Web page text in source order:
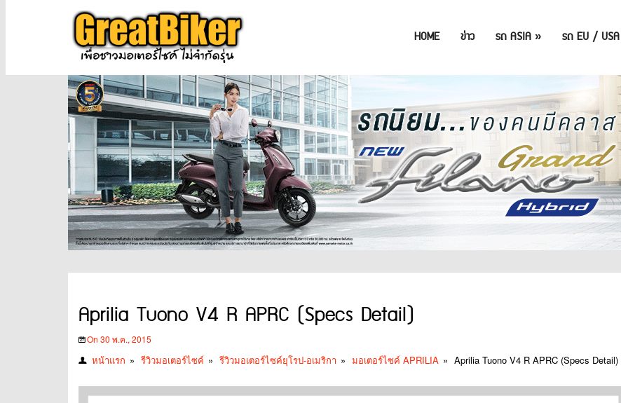
HOME ข่าว รถ ASIA » รถ EU / USA
Aprilia Tuono V4 R APRC (Specs Detail)
On 30 พ.ค., 2015
หน้าแรก » รีวิวมอเตอร์ไซค์ » รีวิวมอเตอร์ไซค์ยุโรป-อเมริกา » มอเตอร์ไซค์ APRILIA » Aprilia Tuono V4 R APRC (Specs Detail)